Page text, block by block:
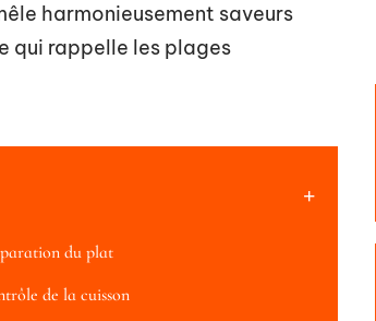
harmonieusement saveurs
qui rappelle les plages
du plat
de la cuisson